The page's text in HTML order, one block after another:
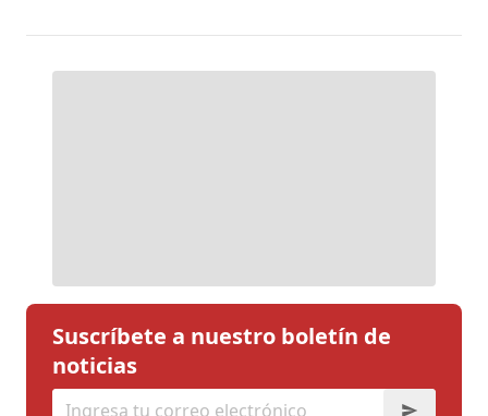
Suscríbete a nuestro boletín de
noticias